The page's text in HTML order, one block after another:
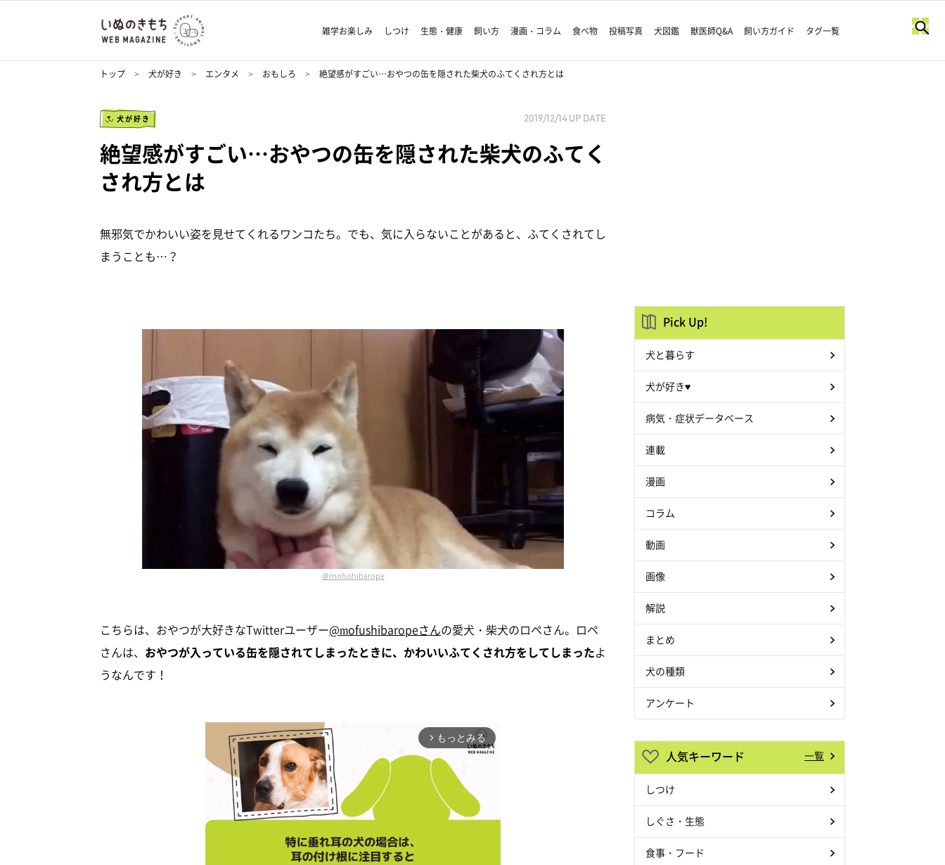
雑学お楽しみ しつけ 生態・健康 飼い方 漫画・コラム 食べ物 投稿写真 犬図鑑 獣医師Q&A 飼い方ガイド タグ一覧
トップ 犬が好き エンタメ おもしろ 絶望感がすごい…おやつの缶を隠された柴犬のふてくされ方とは
犬が好き 2019/12/14 UP DATE
絶望感がすごい…おやつの缶を隠された柴犬のふてく
され方とは
無邪気でかわいい姿を見せてくれるワンコたち。でも、気に入らないことがあると、ふてくされてし
まうことも…？
@mofushibarope
こちらは、おやつが大好きなTwitterユーザー@mofushibaropeさんの愛犬・柴犬のロペさん。ロペ
さんは、 おやつが入っている缶を隠されてしまったときに、かわいいふてくされ方をしてしまったよ
うなんです！
arrow_forward_ios もっとみる
Pick Up!
犬と暮らす
犬が好き♥
病気・症状データベース
連載
漫画
コラム
動画
画像
解説
まとめ
犬の種類
アンケート
人気キーワード 一覧
しつけ
しぐさ・生態
食事・フード